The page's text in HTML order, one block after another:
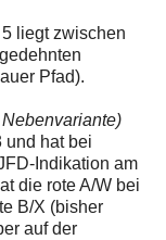
liegt zwischen
Pfad).
und hat bei
Indikation am
die rote A/W bei
B/X (bisher
auf der